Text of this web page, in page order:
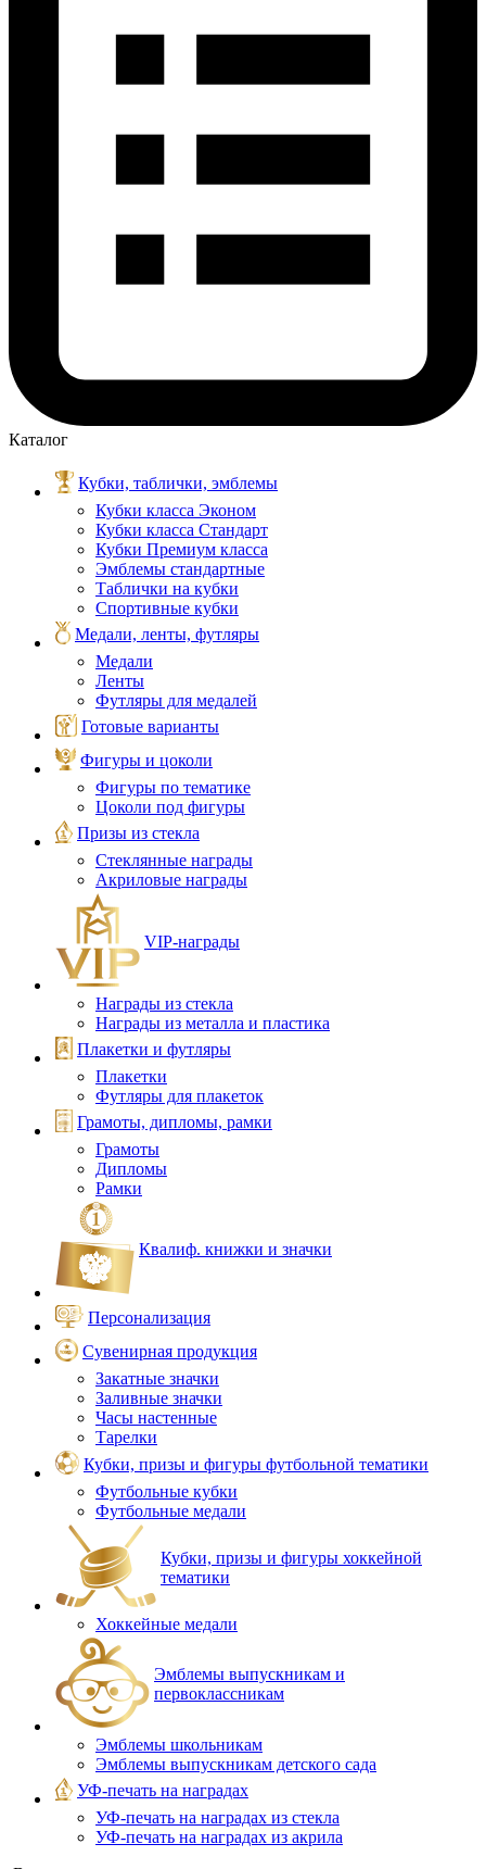
Каталог
Кубки, таблички, эмблемы
Кубки класса Эконом
Кубки класса Стандарт
Кубки Премиум класса
Эмблемы стандартные
Таблички на кубки
Спортивные кубки
Медали, ленты, футляры
Медали
Ленты
Футляры для медалей
Готовые варианты
Фигуры и цоколи
Фигуры по тематике
Цоколи под фигуры
Призы из стекла
Стеклянные награды
Акриловые награды
VIP‑награды
Награды из стекла
Награды из металла и пластика
Плакетки и футляры
Плакетки
Футляры для плакеток
Грамоты, дипломы, рамки
Грамоты
Дипломы
Рамки
Квалиф. книжки и значки
Персонализация
Сувенирная продукция
Закатные значки
Заливные значки
Часы настенные
Тарелки
Кубки, призы и фигуры футбольной тематики
Футбольные кубки
Футбольные медали
Кубки, призы и фигуры хоккейной
тематики
Хоккейные медали
Эмблемы выпускникам и
первоклассникам
Эмблемы школьникам
Эмблемы выпускникам детского сада
УФ-печать на наградах
УФ‑печать на наградах из стекла
УФ-печать на наградах из акрила